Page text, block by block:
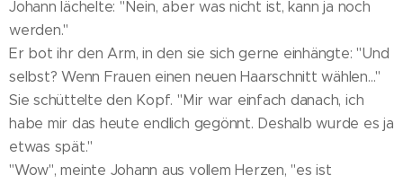
Johann lächelte: "Nein, aber was nicht ist, kann ja noch
werden."
Er bot ihr den Arm, in den sie sich gerne einhängte: "Und
selbst? Wenn Frauen einen neuen Haarschnitt wählen..."
Sie schüttelte den Kopf. "Mir war einfach danach, ich
habe mir das heute endlich gegönnt. Deshalb wurde es ja
etwas spät."
"Wow", meinte Johann aus vollem Herzen, "es ist